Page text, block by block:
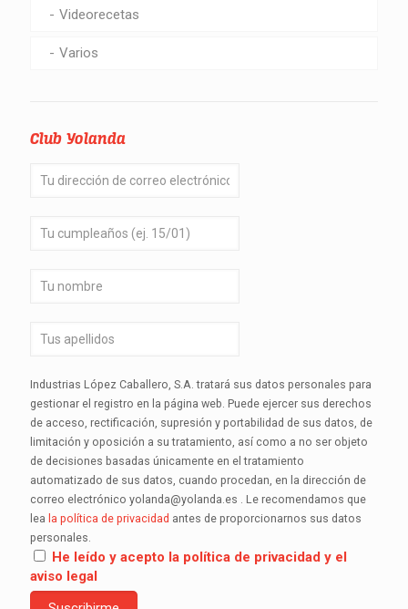
Videorecetas
Varios
Club Yolanda
Industrias López Caballero, S.A. tratará sus datos personales para
gestionar el registro en la página web. Puede ejercer sus derechos
de acceso, rectificación, supresión y portabilidad de sus datos, de
limitación y oposición a su tratamiento, así como a no ser objeto
de decisiones basadas únicamente en el tratamiento
automatizado de sus datos, cuando procedan, en la dirección de
correo electrónico yolanda@yolanda.es . Le recomendamos que
lea la política de privacidad antes de proporcionarnos sus datos
personales.
He leído y acepto la política de privacidad y el
aviso legal